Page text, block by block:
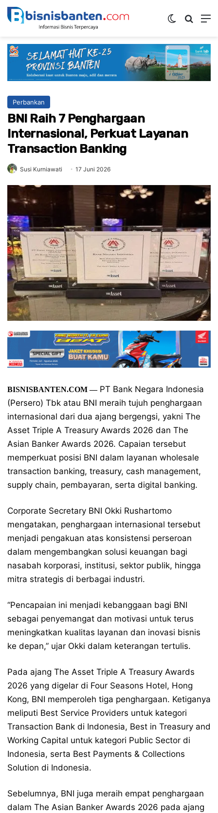
Switch skin
Perbankan
BNI Raih 7 Penghargaan
Internasional, Perkuat Layanan
Transaction Banking
Susi Kurniawati 17 Juni 2026
BISNISBANTEN.COM—PT Bank Negara Indonesia
(Persero) Tbk atau BNI meraih tujuh penghargaan
internasional dari dua ajang bergengsi, yakni The
Asset Triple A Treasury Awards 2026 dan The
Asian Banker Awards 2026. Capaian tersebut
memperkuat posisi BNI dalam layanan wholesale
transaction banking, treasury, cash management,
supply chain, pembayaran, serta digital banking.
Corporate Secretary BNI Okki Rushartomo
mengatakan, penghargaan internasional tersebut
menjadi pengakuan atas konsistensi perseroan
dalam mengembangkan solusi keuangan bagi
nasabah korporasi, institusi, sektor publik, hingga
mitra strategis di berbagai industri.
“Pencapaian ini menjadi kebanggaan bagi BNI
sebagai penyemangat dan motivasi untuk terus
meningkatkan kualitas layanan dan inovasi bisnis
ke depan,” ujar Okki dalam keterangan tertulis.
Pada ajang The Asset Triple A Treasury Awards
2026 yang digelar di Four Seasons Hotel, Hong
Kong, BNI memperoleh tiga penghargaan. Ketiganya
meliputi Best Service Providers untuk kategori
Transaction Bank di Indonesia, Best in Treasury and
Working Capital untuk kategori Public Sector di
Indonesia, serta Best Payments & Collections
Solution di Indonesia.
Sebelumnya, BNI juga meraih empat penghargaan
dalam The Asian Banker Awards 2026 pada ajang